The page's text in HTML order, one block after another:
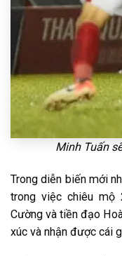
Minh Tuấn
Trong diễn biến mới
trong việc chiêu mộ
Cường và tiền đạo
xúc và nhận được cái